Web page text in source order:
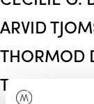
ARVID
THORMOD
THOMAS